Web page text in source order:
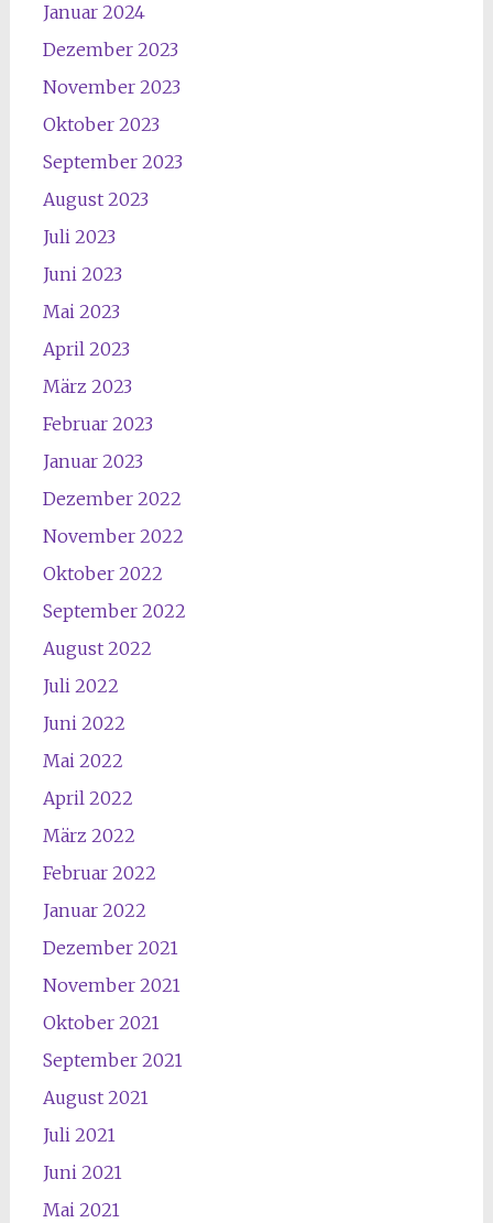
Januar 2024
Dezember 2023
November 2023
Oktober 2023
September 2023
August 2023
Juli 2023
Juni 2023
Mai 2023
April 2023
März 2023
Februar 2023
Januar 2023
Dezember 2022
November 2022
Oktober 2022
September 2022
August 2022
Juli 2022
Juni 2022
Mai 2022
April 2022
März 2022
Februar 2022
Januar 2022
Dezember 2021
November 2021
Oktober 2021
September 2021
August 2021
Juli 2021
Juni 2021
Mai 2021